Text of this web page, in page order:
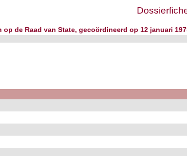
de Raad van State, gecoördineerd op 12 januari